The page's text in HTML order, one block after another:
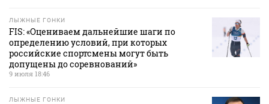
ЛЫЖНЫЕ ГОНКИ
FIS: «Оцениваем дальнейшие шаги по
определению условий, при которых
российские спортсмены могут быть
допущены до соревнований»
9 июля 18:46
ЛЫЖНЫЕ ГОНКИ